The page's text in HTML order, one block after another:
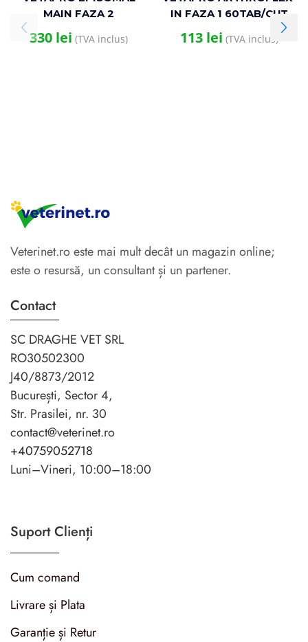
MAIN FAZA 2
TRATAMENT IPE 30x5G
PUDRA
330 lei (TVA inclus)
IN FAZA 1 60TAB/CUT
SUPORT ARTICULATII SI
CARTILAJE CAINI
113 lei (TVA inclus)
Veterinet.ro este mai mult decât un magazin online;
este o resursă, un consultant și un partener.
Contact
SC DRAGHE VET SRL
RO30502300
J40/8873/2012
București, Sector 4,
Str. Prasilei, nr. 30
contact@veterinet.ro
+40759052718
Luni–Vineri, 10:00–18:00
Suport Clienți
Cum comand
Livrare și Plata
Garanție și Retur